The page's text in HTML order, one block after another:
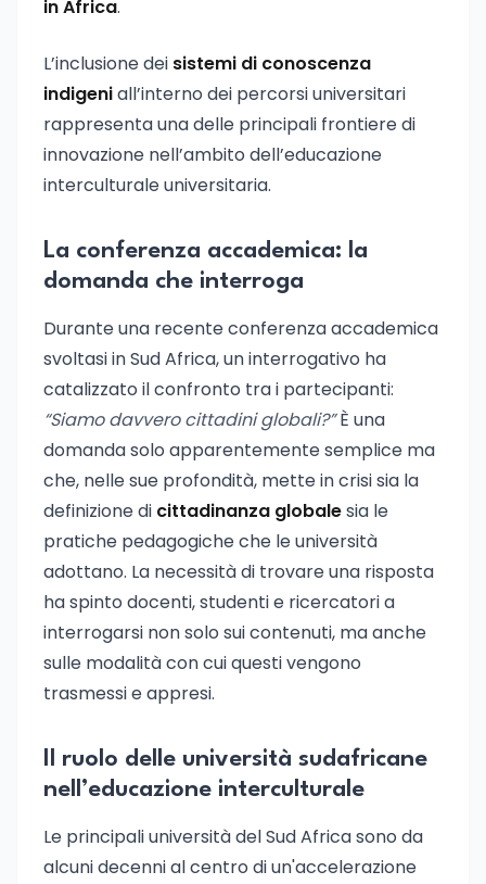
in Africa.
L’inclusione dei sistemi di conoscenza
indigeniall’interno dei percorsi universitari
rappresenta una delle principali frontiere di
innovazione nell’ambito dell’educazione
interculturale universitaria.
La conferenza accademica: la
domanda che interroga
Durante una recente conferenza accademica
svoltasi in Sud Africa, un interrogativo ha
catalizzato il confronto tra i partecipanti:
“Siamo davvero cittadini globali?”È una
domanda solo apparentemente semplice ma
che, nelle sue profondità, mette in crisi sia la
definizione di cittadinanza globalesia le
pratiche pedagogiche che le università
adottano. La necessità di trovare una risposta
ha spinto docenti, studenti e ricercatori a
interrogarsi non solo sui contenuti, ma anche
sulle modalità con cui questi vengono
trasmessi e appresi.
Il ruolo delle università sudafricane
nell’educazione interculturale
Le principali università del Sud Africa sono da
alcuni decenni al centro di un'accelerazione